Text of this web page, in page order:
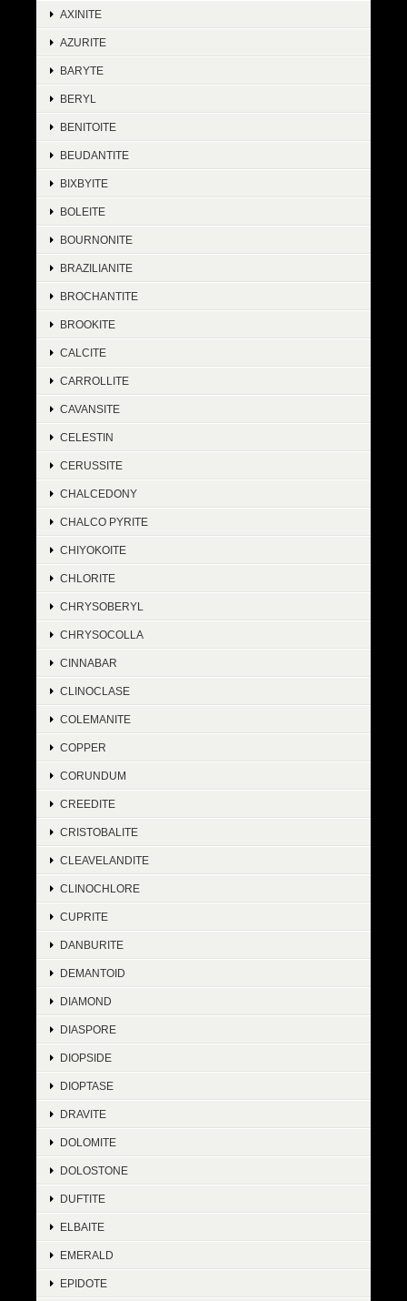
AXINITE
AZURITE
BARYTE
BERYL
BENITOITE
BEUDANTITE
BIXBYITE
BOLEITE
BOURNONITE
BRAZILIANITE
BROCHANTITE
BROOKITE
CALCITE
CARROLLITE
CAVANSITE
CELESTIN
CERUSSITE
CHALCEDONY
CHALCO PYRITE
CHIYOKOITE
CHLORITE
CHRYSOBERYL
CHRYSOCOLLA
CINNABAR
CLINOCLASE
COLEMANITE
COPPER
CORUNDUM
CREEDITE
CRISTOBALITE
CLEAVELANDITE
CLINOCHLORE
CUPRITE
DANBURITE
DEMANTOID
DIAMOND
DIASPORE
DIOPSIDE
DIOPTASE
DRAVITE
DOLOMITE
DOLOSTONE
DUFTITE
ELBAITE
EMERALD
EPIDOTE